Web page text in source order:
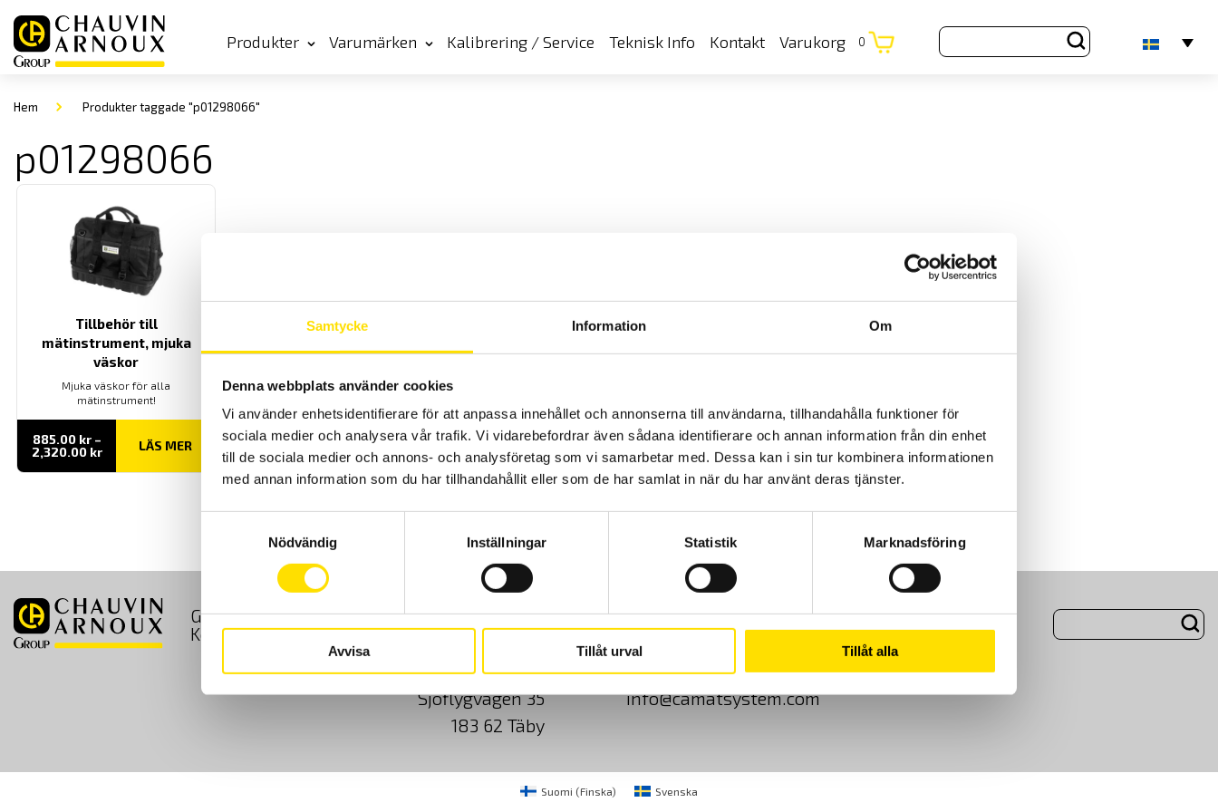
Samtycke Information Om
Denna webbplats använder cookies
Vi använder enhetsidentifierare för att anpassa innehållet och annonserna till användarna, tillhandahålla funktioner för
sociala medier och analysera vår trafik. Vi vidarebefordrar även sådana identifierare och annan information från din enhet
till de sociala medier och annons- och analysföretag som vi samarbetar med. Dessa kan i sin tur kombinera informationen
med annan information som du har tillhandahållit eller som de har samlat in när du har använt deras tjänster.
Nödvändig
Inställningar Statistik Marknadsföring
Avvisa Tillåt urval Tillåt alla
Produkter Varumärken Kalibrering / Service Teknisk Info Kontakt Varukorg 0
Hem Produkter taggade "p01298066"
p01298066
Tillbehör till
mätinstrument, mjuka
väskor
Mjuka väskor för alla
mätinstrument!
885.00 kr –
2,320.00 krPrisintervall:
till
LÄS MER
GDPR Köpvillkor Cookies Klagomål Kundundersökning
Om Oss
Kontakt
CA Mätsystem AB
Sjöflygvägen 35
183 62 Täby
08-50 52 68 00
info@camatsystem.com
Suomi (Finska) Svenska